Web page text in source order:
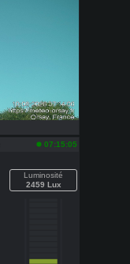
07:15:05
Luminosité
2459 Lux